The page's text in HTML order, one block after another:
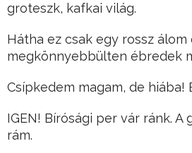
groteszk, kafkai világ.
Hátha ez csak egy rossz álom
megkönnyebbülten ébredek
Csípkedem magam, de hiába!
IGEN! Bírósági per vár ránk. A
rám.